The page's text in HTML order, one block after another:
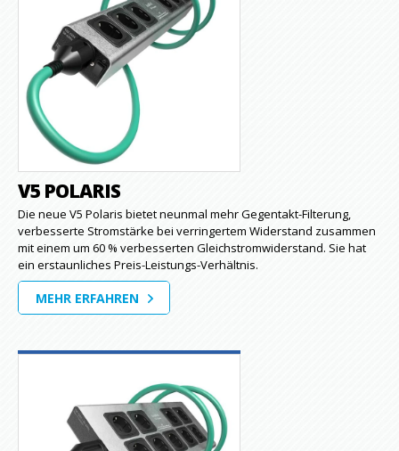
V5 POLARIS
Die neue V5 Polaris bietet neunmal mehr Gegentakt-Filterung,
verbesserte Stromstärke bei verringertem Widerstand zusammen
mit einem um 60 % verbesserten Gleichstromwiderstand. Sie hat
ein erstaunliches Preis-Leistungs-Verhältnis.
MEHR ERFAHREN